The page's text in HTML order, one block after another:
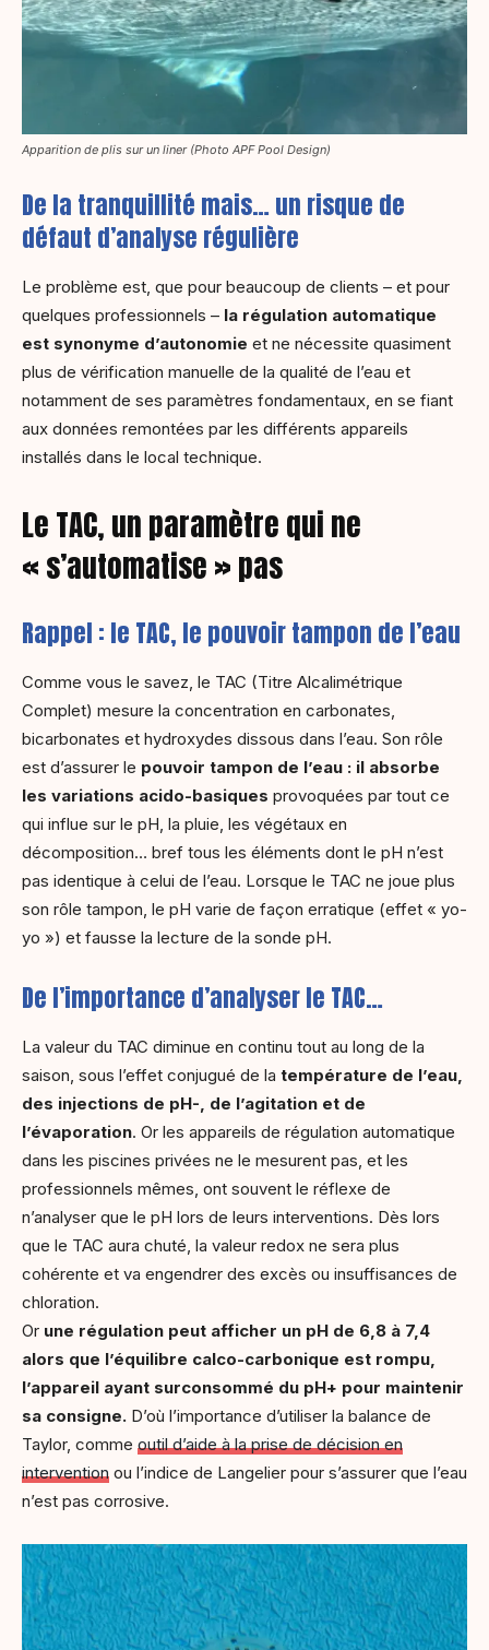
Apparition de plis sur un liner (Photo APF Pool Design)
De la tranquillité mais… un risque de
défaut d’analyse régulière
Le problème est, que pour beaucoup de clients – et pour
quelques professionnels – la régulation automatique
est synonyme d’autonomie et ne nécessite quasiment
plus de vérification manuelle de la qualité de l’eau et
notamment de ses paramètres fondamentaux, en se fiant
aux données remontées par les différents appareils
installés dans le local technique.
Le TAC, un paramètre qui ne
« s’automatise » pas
Rappel : le TAC, le pouvoir tampon de l’eau
Comme vous le savez, le TAC (Titre Alcalimétrique
Complet) mesure la concentration en carbonates,
bicarbonates et hydroxydes dissous dans l’eau. Son rôle
est d’assurer le pouvoir tampon de l’eau : il absorbe
les variations acido-basiques provoquées par tout ce
qui influe sur le pH, la pluie, les végétaux en
décomposition… bref tous les éléments dont le pH n’est
pas identique à celui de l’eau. Lorsque le TAC ne joue plus
son rôle tampon, le pH varie de façon erratique (effet « yo-
yo ») et fausse la lecture de la sonde pH.
De l’importance d’analyser le TAC…
La valeur du TAC diminue en continu tout au long de la
saison, sous l’effet conjugué de la température de l’eau,
des injections de pH-, de l’agitation et de
l’évaporation. Or les appareils de régulation automatique
dans les piscines privées ne le mesurent pas, et les
professionnels mêmes, ont souvent le réflexe de
n’analyser que le pH lors de leurs interventions. Dès lors
que le TAC aura chuté, la valeur redox ne sera plus
cohérente et va engendrer des excès ou insuffisances de
chloration.
Or une régulation peut afficher un pH de 6,8 à 7,4
alors que l’équilibre calco-carbonique est rompu,
l’appareil ayant surconsommé du pH+ pour maintenir
sa consigne. D’où l’importance d’utiliser la balance de
Taylor, comme outil d’aide à la prise de décision en
intervention ou l’indice de Langelier pour s’assurer que l’eau
n’est pas corrosive.